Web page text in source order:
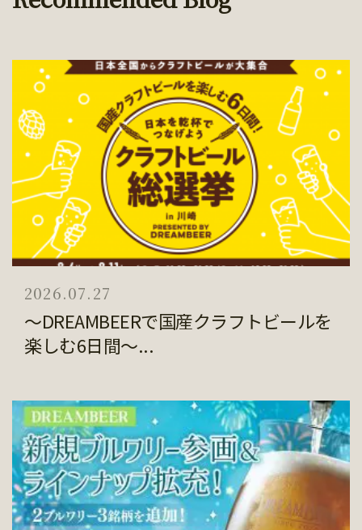
2026.07.27
～DREAMBEERで国産クラフトビールを
楽しむ6日間～...